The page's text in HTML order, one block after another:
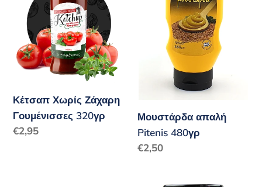
Γουμένισσες
320γρ
Κέτσαπ Χωρίς Ζάχαρη
Γουμένισσες 320γρ
Κανονική
€2,95
Μουστάρδα απαλή
Pitenis 480γρ
Κανονική
€2,50